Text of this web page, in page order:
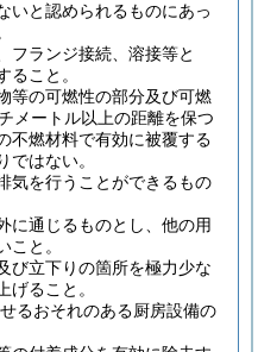
いと認められるものにあっ
フランジ接続、溶接等と
ること。
等の可燃性の部分及び可燃
メートル以上の距離を保つ
不燃材料で有効に被覆する
ではない。
気を行うことができるもの
に通じるものとし、他の用
こと。
び立下りの箇所を極力少な
げること。
るおそれのある厨房設備の